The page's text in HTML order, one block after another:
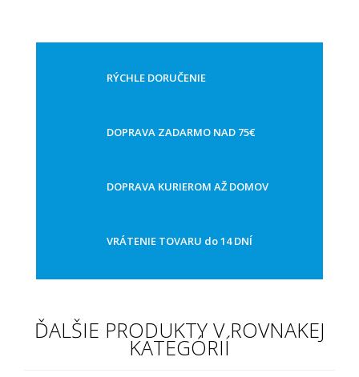
RÝCHLE DORUČENIE
DOPRAVA ZADARMO NAD 75€
DOPRAVA KURIEROM AŽ DOMOV
VRÁTENIE TOVARU do 14 DNÍ
ĎALŠIE PRODUKTY V ROVNAKEJ
KATEGÓRIÍ